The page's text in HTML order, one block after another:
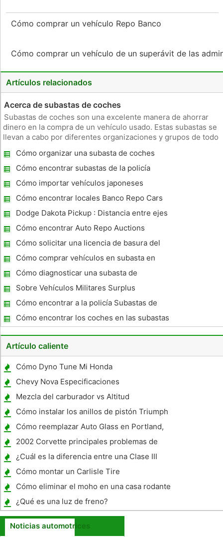
Cómo comprar un vehículo Repo Banco
Cómo comprar un vehículo de un superávit de las
Artículos relacionados
Acerca de subastas de coches
Subastas de coches son una excelente manera de ahorrar
dinero en la compra de un vehículo usado. Estas subastas se
llevan a cabo por diferentes organizaciones y grupos de todo
caridad o el resultado de un ataque policial. Los compradores
necesi
Cómo organizar una subasta de coches
Cómo encontrar subastas de la policía
gratis en Pennsylvania
Cómo importar vehículos japoneses
Cómo encontrar locales Banco Repo Cars
Dodge Dakota Pickup : Distancia entre ejes
y Tread Especificaciones
Cómo encontrar Auto Repo Auctions
Cómo solicitar una licencia de basura del
coche del simulador
Cómo comprar vehículos en subasta en
Massachusetts
Cómo diagnosticar una subasta de
vehículos confiscados
Sobre Vehículos Militares Surplus
Cómo encontrar a la policía Subastas de
Vehículos
Cómo encontrar los coches en las subastas
en Indianapolis, Indiana
Artículo caliente
Cómo Dyno Tune Mi Honda
Chevy Nova Especificaciones
Mezcla del carburador vs Altitud
Cómo instalar los anillos de pistón Triumph
Cómo reemplazar Auto Glass en Portland,
Oregon
2002 Corvette principales problemas de
transmisión
¿Cuál es la diferencia entre una Clase III
frente a un grado de clase II para un
enganche de remolque?
Cómo montar un Carlisle Tire
Cómo eliminar el moho en una casa rodante
¿Qué es una luz de freno?
Noticias automotrices